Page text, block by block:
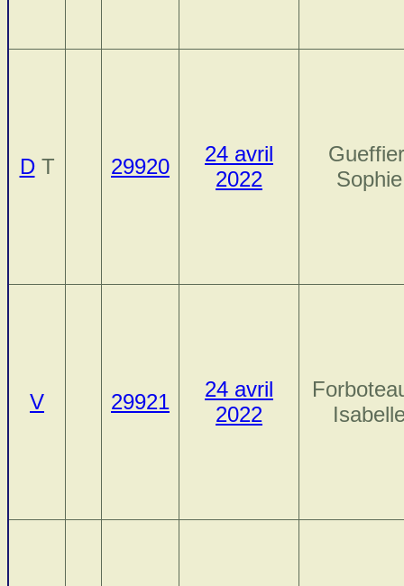
DT 29920
24 avril
2022
Sophie
V 29921
24 avril
2022